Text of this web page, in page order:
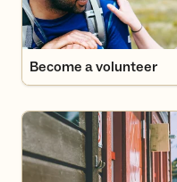
Become a volunteer
Become a member